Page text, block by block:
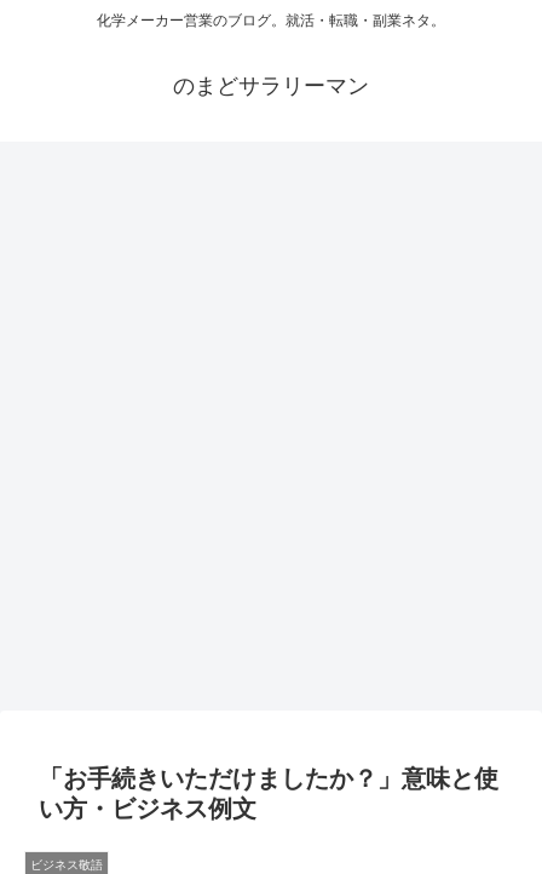
化学メーカー営業のブログ。就活・転職・副業ネタ。
のまどサラリーマン
「お手続きいただけましたか？」意味と使
い方・ビジネス例文
ビジネス敬語